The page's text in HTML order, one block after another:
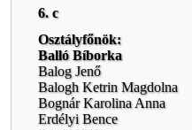
6. c
Osztályfőnök:
Balló Bíborka
Balog Jenő
Balogh Ketrin Magdolna
Bognár Karolina Anna
Erdélyi Bence